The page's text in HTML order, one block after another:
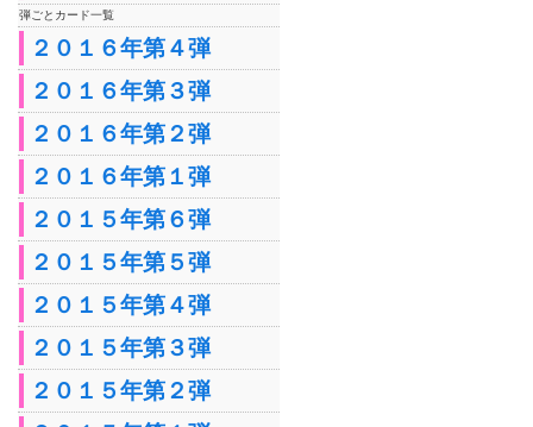
弾ごとカード一覧
２０１６年第４弾
２０１６年第３弾
２０１６年第２弾
２０１６年第１弾
２０１５年第６弾
２０１５年第５弾
２０１５年第４弾
２０１５年第３弾
２０１５年第２弾